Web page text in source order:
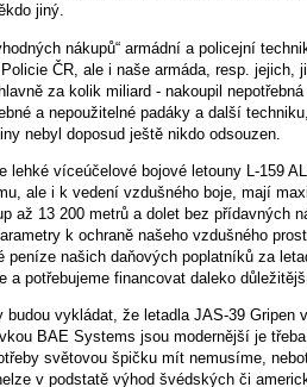
jiný.
nákupů“ armádní a policejní
ČR, ale i naše armáda, resp.
za kolik miliard - nakoupil
a nepoužitelné padáky a další
nebyl doposud ještě nikdo odsouzen.
lehké víceúčelové bojové letouny L-159
ale i k vedení vzdušného boje, mají
až 13 200 metrů a dolet bez přídavných
k ochraně našeho vzdušného
peníze našich daňových poplatníků za
a potřebujeme financovat daleko
budou vykládat, že letadla JAS-39
BAE Systems jsou modernější je
světovou špičku mít nemusíme,
v podstatě výhod švédských či